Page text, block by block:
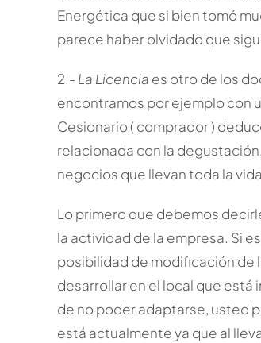
Energética que si bien tomó
parece haber olvidado que
2.- La Licencia es otro de los
encontramos por ejemplo con
Cesionario ( comprador )
relacionada con la
negocios que llevan toda la
Lo primero que debemos
la actividad de la empresa. Si
posibilidad de modificación de
desarrollar en el local que
de no poder adaptarse, usted
está actualmente ya que al